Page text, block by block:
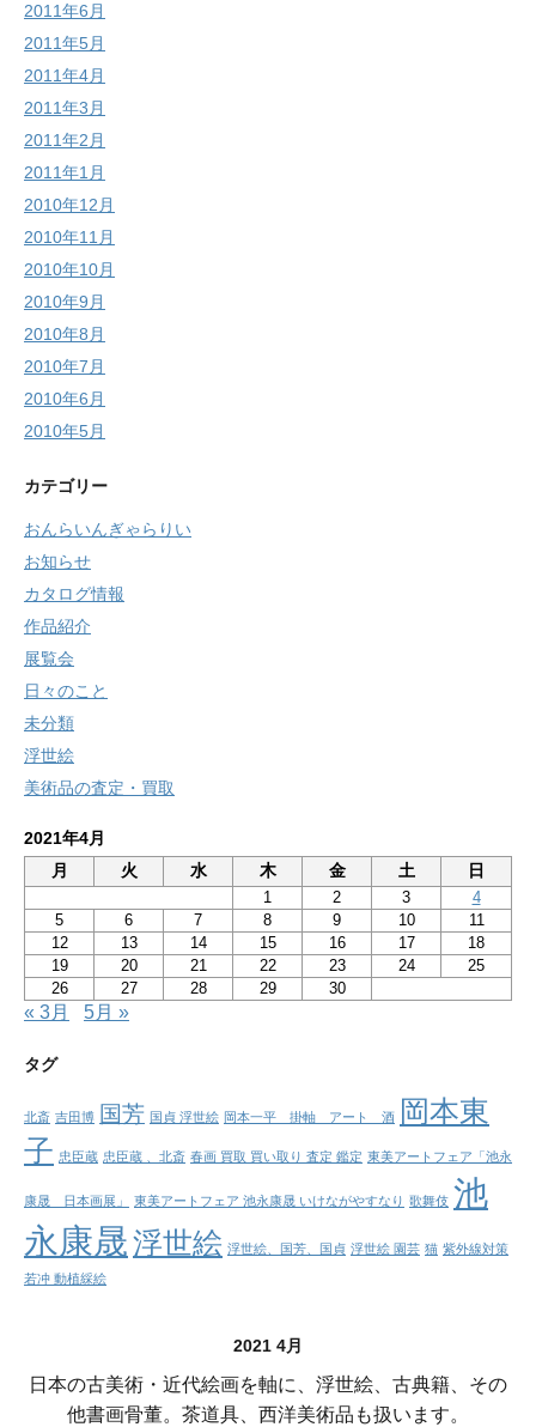
2011年6月
2011年5月
2011年4月
2011年3月
2011年2月
2011年1月
2010年12月
2010年11月
2010年10月
2010年9月
2010年8月
2010年7月
2010年6月
2010年5月
カテゴリー
おんらいんぎゃらりい
お知らせ
カタログ情報
作品紹介
展覧会
日々のこと
未分類
浮世絵
美術品の査定・買取
2021年4月
月
火 水 木 金 土 日
1 2 3
4
5
6 7 8 9 10
11
12
13 14 15 16 17
18
19
20 21 22 23 24
25
26
27 28 29 30
« 3月 5月 »
タグ
北斎 吉田博 国芳 国貞 浮世絵 岡本一平 掛軸 アート 酒
岡本東
子 忠臣蔵 忠臣蔵 、北斎 春画 買取 買い取り 査定 鑑定 東美アートフェア「池永
康晟 日本画展」 東美アートフェア 池永康晟 いけながやすなり 歌舞伎 池
永康晟浮世絵 浮世絵、国芳、国貞 浮世絵 園芸 猫 紫外線対策
若冲 動植綵絵
2021 4月
日本の古美術・近代絵画を軸に、浮世絵、古典籍、その
他書画骨董。茶道具、西洋美術品も扱います。